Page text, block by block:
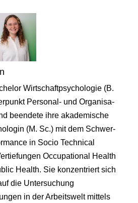
Wirtschaftpsychologie (B.
Personal- und Organisa-
beendete ihre akademische
(M. Sc.) mit dem Schwer-
in Socio Technical
Occupational Health
Health. Sie konzentriert sich
die Untersuchung
in der Arbeitswelt mittels